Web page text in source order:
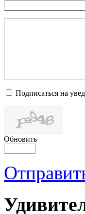
Подписаться на
Обновить